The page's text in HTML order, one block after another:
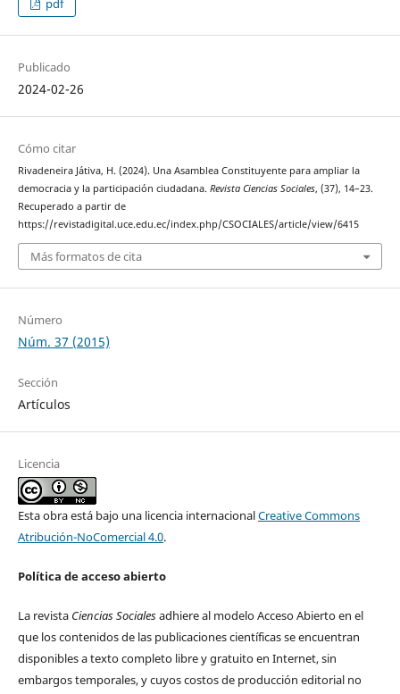
pdf
Publicado
2024-02-26
Cómo citar
Rivadeneira Játiva, H. (2024). Una Asamblea Constituyente para ampliar la
democracia y la participación ciudadana. Revista Ciencias Sociales, (37), 14–23.
Recuperado a partir de
https://revistadigital.uce.edu.ec/index.php/CSOCIALES/article/view/6415
Más formatos de cita
Número
Núm. 37 (2015)
Sección
Artículos
Licencia
Esta obra está bajo una licencia internacionalCreative Commons
Atribución-NoComercial 4.0.
Política de acceso abierto
La revista Ciencias Socialesadhiere al modelo Acceso Abierto en el
que los contenidos de las publicaciones científicas se encuentran
disponibles a texto completo libre y gratuito en Internet, sin
embargos temporales, y cuyos costos de producción editorial no